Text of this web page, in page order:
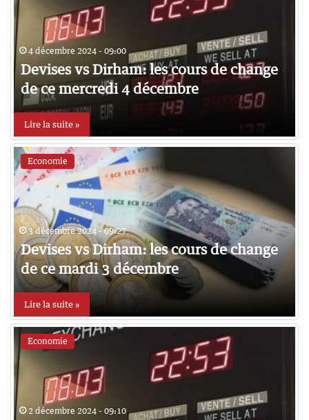
4 décembre 2024 - 09:00
Devises vs Dirham: les cours de change
de ce mercredi 4 décembre
Lire la suite »
Economie
3 décembre 2024 - 09:27
Devises vs Dirham: les cours de change
de ce mardi 3 décembre
Lire la suite »
Economie
2 décembre 2024 - 09:10